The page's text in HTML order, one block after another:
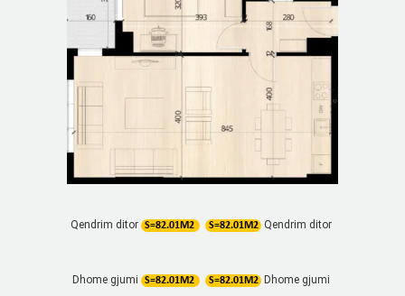
Qendrim ditor S=82.01M2
Dhome gjumi S=82.01M2
S=82.01M2 Qendrim ditor
S=82.01M2 Dhome gjumi